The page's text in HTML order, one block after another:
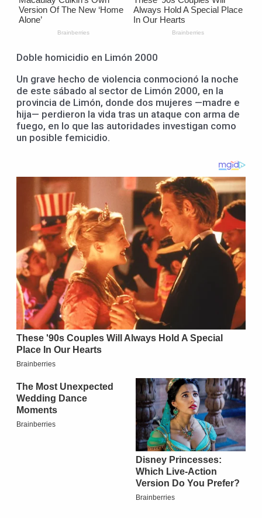
Doble homicidio en Limón 2000
Un grave hecho de violencia conmocionó la noche
de este sábado al sector de Limón 2000, en la
provincia de Limón, donde dos mujeres —madre e
hija— perdieron la vida tras un ataque con arma de
fuego, en lo que las autoridades investigan como
un posible femicidio.